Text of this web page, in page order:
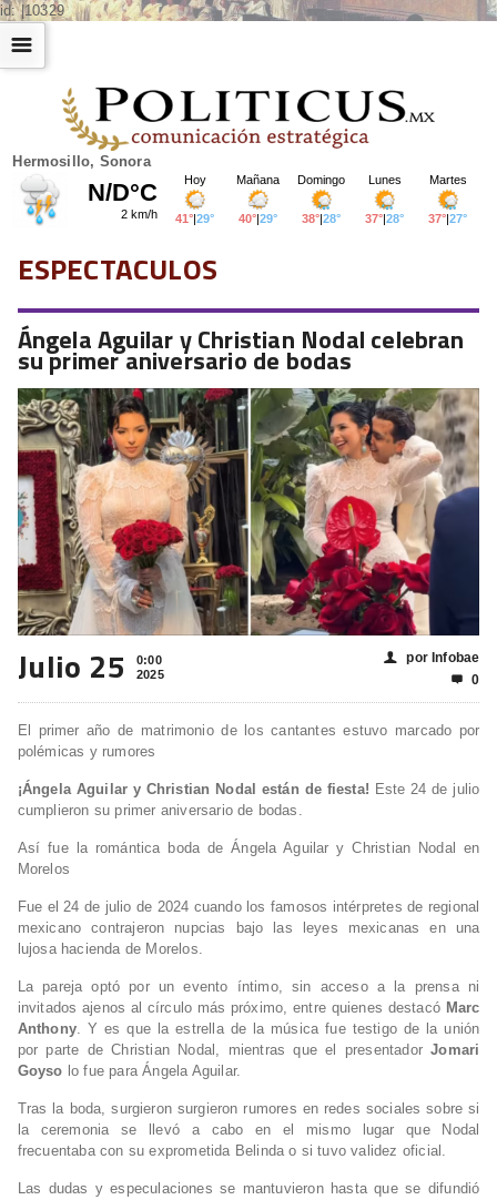
id: |10329
Hermosillo, Sonora
☰
ESPECTACULOS
Ángela Aguilar y Christian Nodal celebran
su primer aniversario de bodas
Julio 25
0:00
2025
👤 por Infobae
 0
El primer año de matrimonio de los cantantes estuvo marcado por
polémicas y rumores
¡Ángela Aguilar y Christian Nodal están de fiesta! Este 24 de julio
cumplieron su primer aniversario de bodas.
Así fue la romántica boda de Ángela Aguilar y Christian Nodal en
Morelos
Fue el 24 de julio de 2024 cuando los famosos intérpretes de regional
mexicano contrajeron nupcias bajo las leyes mexicanas en una
lujosa hacienda de Morelos.
La pareja optó por un evento íntimo, sin acceso a la prensa ni
invitados ajenos al círculo más próximo, entre quienes destacó Marc
Anthony. Y es que la estrella de la música fue testigo de la unión
por parte de Christian Nodal, mientras que el presentador Jomari
Goyso lo fue para Ángela Aguilar.
Tras la boda, surgieron surgieron rumores en redes sociales sobre si
la ceremonia se llevó a cabo en el mismo lugar que Nodal
frecuentaba con su exprometida Belinda o si tuvo validez oficial.
Las dudas y especulaciones se mantuvieron hasta que se difundió
☰